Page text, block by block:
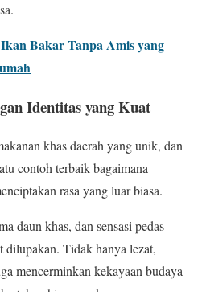
Bakar Tanpa Amis yang
Identitas yang Kuat
khas daerah yang unik, dan
contoh terbaik bagaimana
rasa yang luar biasa.
daun khas, dan sensasi pedas
Tidak hanya lezat,
mencerminkan kekayaan budaya